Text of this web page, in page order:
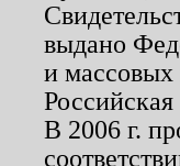
выдано
и массовых
В 2006 г.